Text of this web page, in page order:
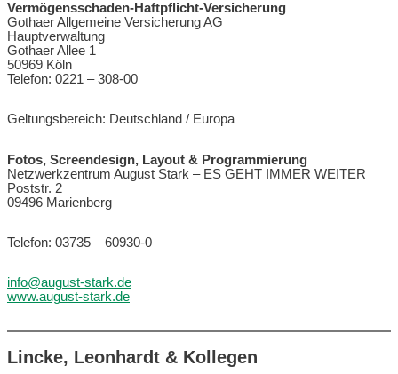
Vermögensschaden-Haftpflicht-Versicherung
Gothaer Allgemeine Versicherung AG
Hauptverwaltung
Gothaer Allee 1
50969 Köln
Telefon: 0221 – 308-00
Geltungsbereich: Deutschland / Europa
Fotos, Screendesign, Layout & Programmierung
Netzwerkzentrum August Stark – ES GEHT IMMER WEITER
Poststr. 2
09496 Marienberg
Telefon: 03735 – 60930-0
info@august-stark.de
www.august-stark.de
Lincke, Leonhardt & Kollegen